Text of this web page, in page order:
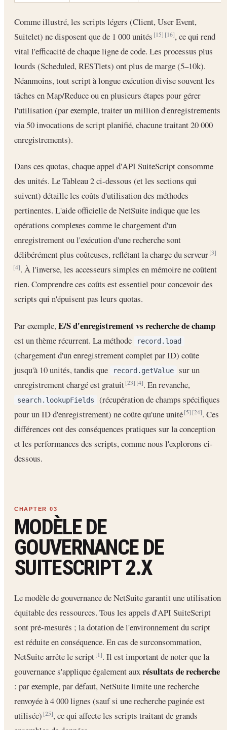
Comme illustré, les scripts légers (Client, User Event,
Suitelet) ne disposent que de 1 000 unités[15] [16], ce qui rend
vital l'efficacité de chaque ligne de code. Les processus plus
lourds (Scheduled, RESTlets) ont plus de marge (5–10k).
Néanmoins, tout script à longue exécution divise souvent les
tâches en Map/Reduce ou en plusieurs étapes pour gérer
l'utilisation (par exemple, traiter un million d'enregistrements
via 50 invocations de script planifié, chacune traitant 20 000
enregistrements).
Dans ces quotas, chaque appel d'API SuiteScript consomme
des unités. Le Tableau 2 ci-dessous (et les sections qui
suivent) détaille les coûts d'utilisation des méthodes
pertinentes. L'aide officielle de NetSuite indique que les
opérations complexes comme le chargement d'un
enregistrement ou l'exécution d'une recherche sont
délibérément plus coûteuses, reflétant la charge du serveur[3]
[4]. À l'inverse, les accesseurs simples en mémoire ne coûtent
rien. Comprendre ces coûts est essentiel pour concevoir des
scripts qui n'épuisent pas leurs quotas.
Par exemple, E/S d'enregistrement vs recherche de champ
est un thème récurrent. La méthode record.load
(chargement d'un enregistrement complet par ID) coûte
jusqu'à 10 unités, tandis que
record.getValue
sur un
enregistrement chargé est gratuit[23] [4]. En revanche,
search.lookupFields
(récupération de champs spécifiques
pour un ID d'enregistrement) ne coûte qu'une unité[5] [24]. Ces
différences ont des conséquences pratiques sur la conception
et les performances des scripts, comme nous l'explorons ci-
dessous.
MODÈLE DE
GOUVERNANCE DE
SUITESCRIPT 2.X
Le modèle de gouvernance de NetSuite garantit une utilisation
équitable des ressources. Tous les appels d'API SuiteScript
sont pré-mesurés ; la dotation de l'environnement du script
est réduite en conséquence. En cas de surconsommation,
NetSuite arrête le script[1]. Il est important de noter que la
gouvernance s'applique également auxrésultats de recherche
: par exemple, par défaut, NetSuite limite une recherche
renvoyée à 4 000 lignes (sauf si une recherche paginée est
utilisée)[25], ce qui affecte les scripts traitant de grands